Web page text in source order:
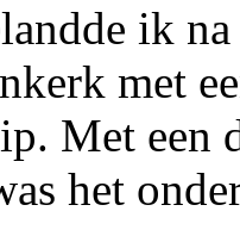
ik
met
Met een
het